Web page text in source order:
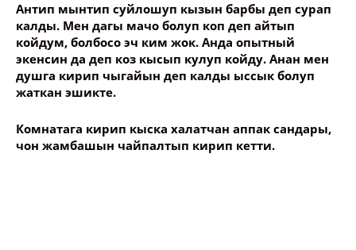
Ваше имя
Антип мынтип суйлошуп кызын барбы деп сурап
калды. Мен дагы мачо болуп коп деп айтып
койдум, болбосо эч ким жок. Анда опытный
экенсин да деп коз кысып кулуп койду. Анан мен
душга кирип чыгайын деп калды ыссык болуп
жаткан эшикте.
Комнатага кирип кыска халатчан аппак сандары,
чон жамбашын чайпалтып кирип кетти.